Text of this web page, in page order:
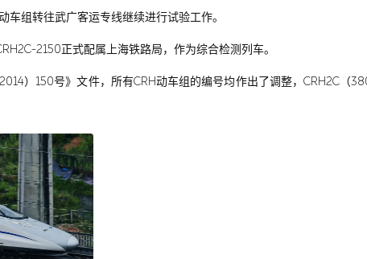
组转往武广客运专线继续进行试验工作。
2150正式配属上海铁路局，作为综合检测列车。
）150号》文件，所有CRH动车组的编号均作出了调整，CRH2C（